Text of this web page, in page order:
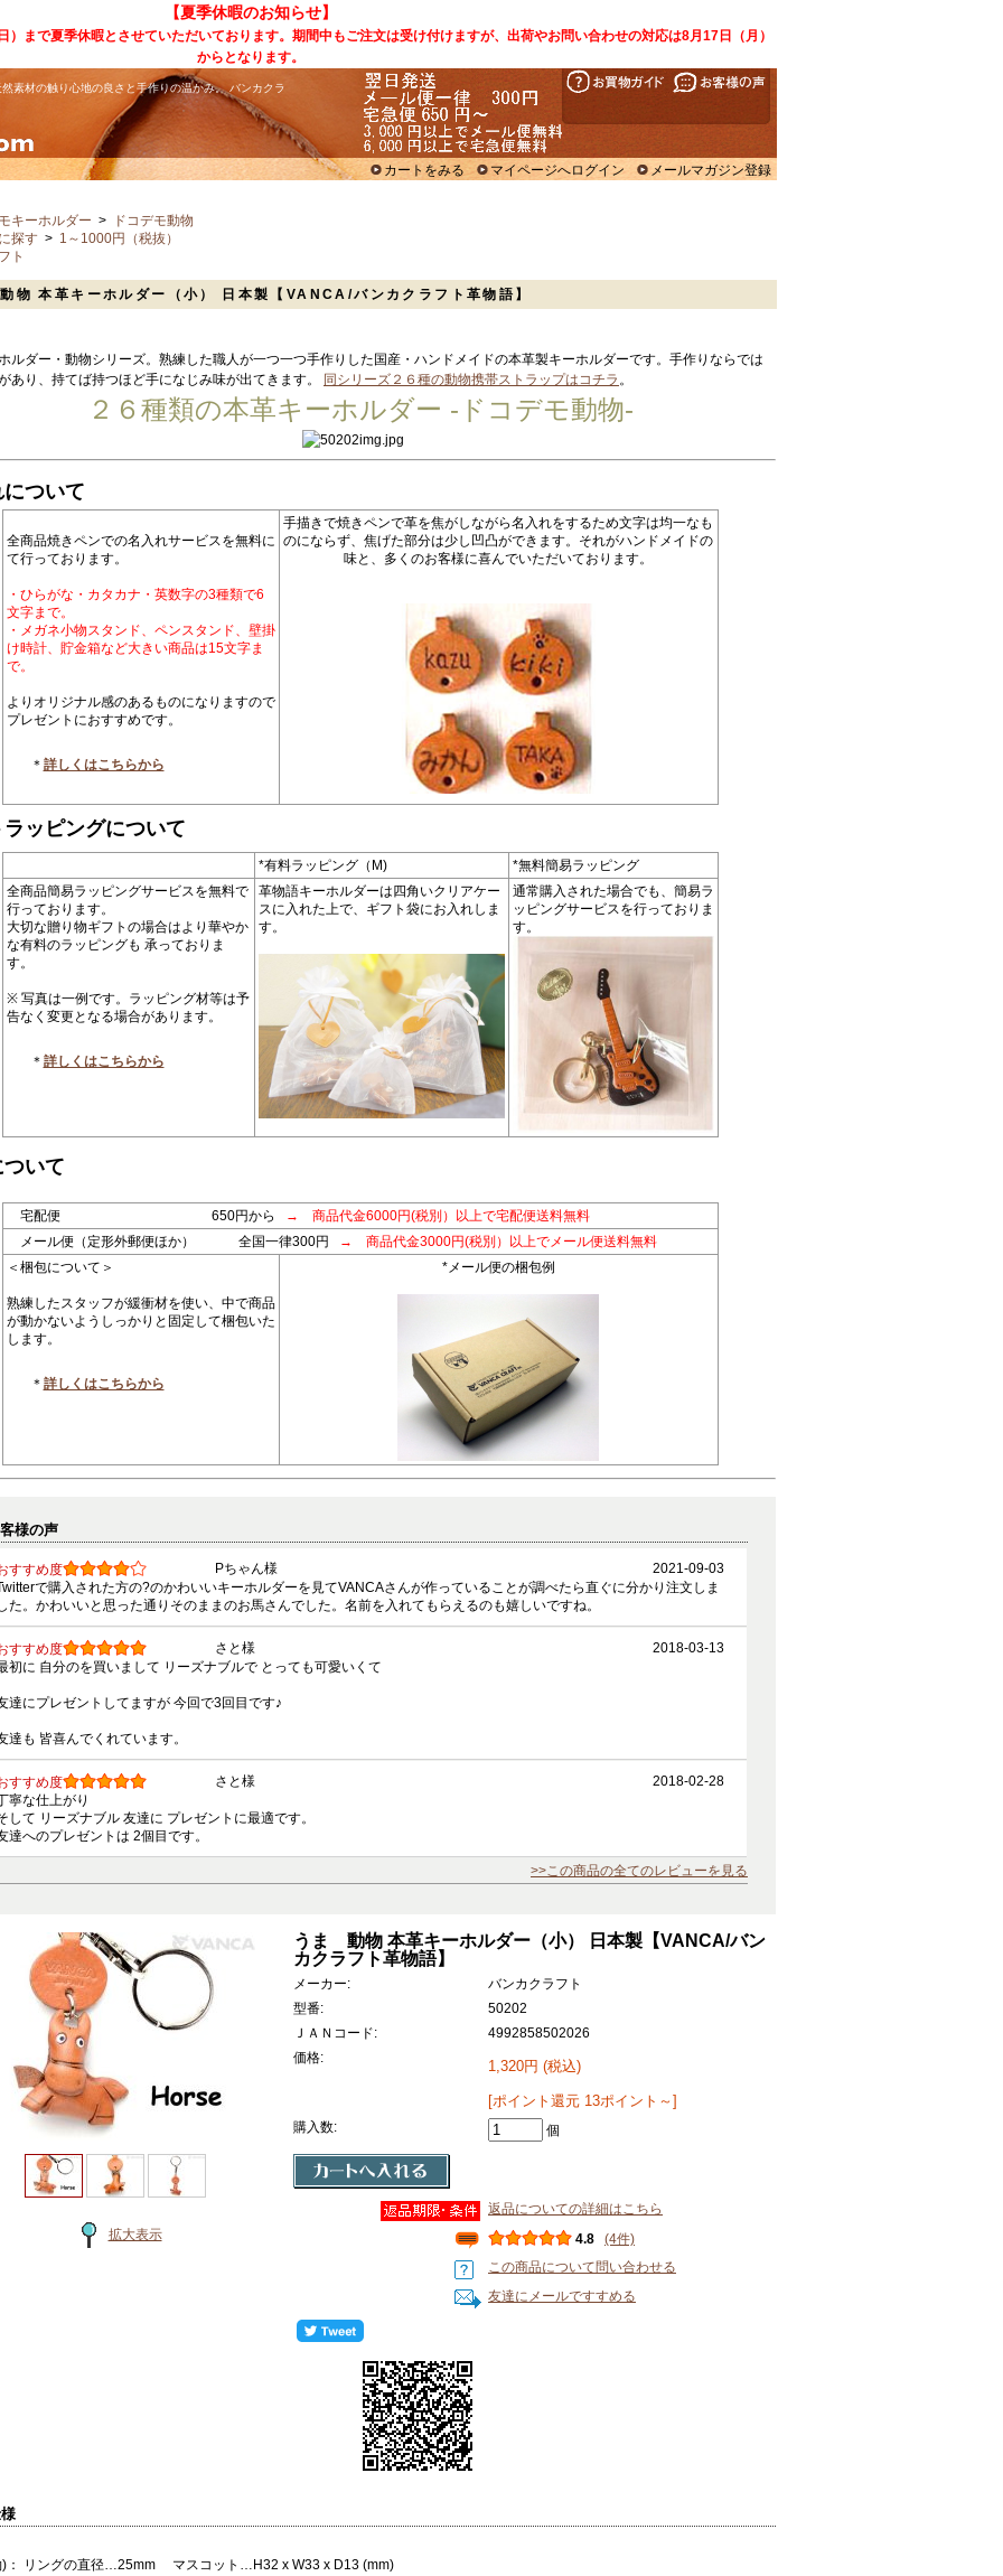
【夏季休暇のお知らせ】
まで夏季休暇とさせていただいております。期間中もご注文は受け付けますが、出荷やお問い合わせの対応は8月17日（月）
からとなります。
素材の触り心地の良さと手作りの温かみ。 バンカクラ
カートをみる マイページへログイン メールマガジン登録
キーホルダー >
ドコデモ動物
探す > 1～1000円（税抜）
ト
物 本革キーホルダー（小） 日本製【VANCA/バンカクラフト革物語】
ルダー・動物シリーズ。熟練した職人が一つ一つ手作りした国産・ハンドメイドの本革製キーホルダーです。手作りならでは
あり、持てば持つほど手になじみ味が出てきます。
同シリーズ２６種の動物携帯ストラップはコチラ 。
２６種類の本革キーホルダー -ドコデモ動物-
ついて
全商品焼きペンでの名入れサービスを無料に
て行っております。
・ひらがな・カタカナ・英数字の3種類で6
文字まで。
・メガネ小物スタンド、ペンスタンド、壁掛
け時計、貯金箱など大きい商品は15文字ま
で。
よりオリジナル感のあるものになりますので
プレゼントにおすすめです。
＊ 詳しくはこちらから
手描きで焼きペンで革を焦がしながら名入れをするため文字は均一なも
のにならず、焦げた部分は少し凹凸ができます。それがハンドメイドの
味と、多くのお客様に喜んでいただいております。
ッピングについて
*有料ラッピング（M)
*無料簡易ラッピング
全商品簡易ラッピングサービスを無料で
行っております。
大切な贈り物ギフトの場合はより華やか
な有料のラッピングも 承っておりま
す。
※ 写真は一例です。ラッピング材等は予
告なく変更となる場合があります。
＊ 詳しくはこちらから
革物語キーホルダーは四角いクリアケー
スに入れた上で、ギフト袋にお入れしま
す。
通常購入された場合でも、簡易ラ
ッピングサービスを行っておりま
す。
いて
宅配便 650円から
→ 商品代金6000円(税別）以上で宅配便送料無料
メール便（定形外郵便ほか） 全国一律300円
→ 商品代金3000円(税別）以上でメール便送料無料
＜梱包について＞
熟練したスタッフが緩衝材を使い、中で商品
が動かないようしっかりと固定して梱包いた
します。
＊ 詳しくはこちらから
*メール便の梱包例
様の声
すすめ度 Pちゃん様
2021-09-03
で購入された方の?のかわいいキーホルダーを見てVANCAさんが作っていることが調べたら直ぐに分かり注文しま
た。かわいいと思った通りそのままのお馬さんでした。名前を入れてもらえるのも嬉しいですね。
すすめ度 さと様
2018-03-13
初に 自分のを買いまして リーズナブルで とっても可愛いくて
達にプレゼントしてますが 今回で3回目です♪
達も 皆喜んでくれています。
すすめ度 さと様
2018-02-28
寧な仕上がり
して リーズナブル 友達に プレゼントに最適です。
達へのプレゼントは 2個目です。
>>この商品の全てのレビューを見る
拡大表示
うま 動物 本革キーホルダー（小） 日本製【VANCA/バン
カクラフト革物語】
メーカー:
バンカクラフト
型番:
50202
ＪＡＮコード:
4992858502026
価格:
1,320円 (税込)
[ポイント還元 13ポイント～]
購入数: 個
返品についての詳細はこちら
4.8
(4件)
この商品について問い合わせる
友達にメールですすめる
)： リングの直径…25mm マスコット…H32 x W33 x D13 (mm)